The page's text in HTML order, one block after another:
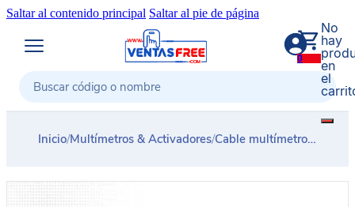
Saltar al contenido principal Saltar al pie de página
Buscar
0
No
hay
en
el
Inicio/Multímetros & Activadores/Cable multímetro punta aguja SUNSHINE SS-024A